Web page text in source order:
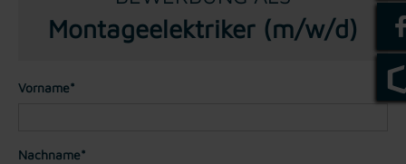
Montageelektriker (m/w/d)
Vorname*
Nachname*